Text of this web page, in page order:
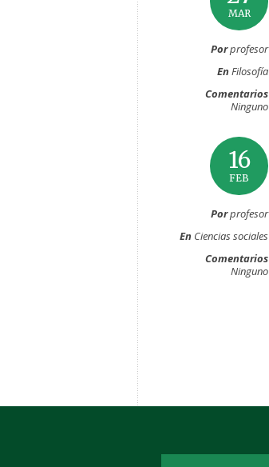
MAR
Porprofesor
EnFilosofía
Comentarios
Ninguno
16
FEB
Porprofesor
En Ciencias sociales
Comentarios
Ninguno